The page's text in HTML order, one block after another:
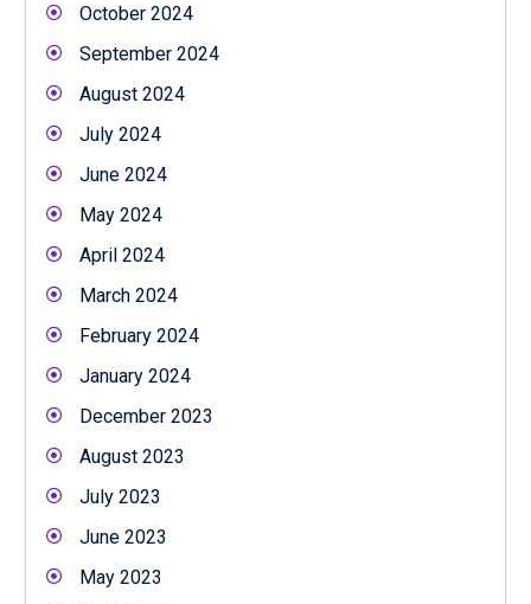
October 2024
September 2024
August 2024
July 2024
June 2024
May 2024
April 2024
March 2024
February 2024
January 2024
December 2023
August 2023
July 2023
June 2023
May 2023